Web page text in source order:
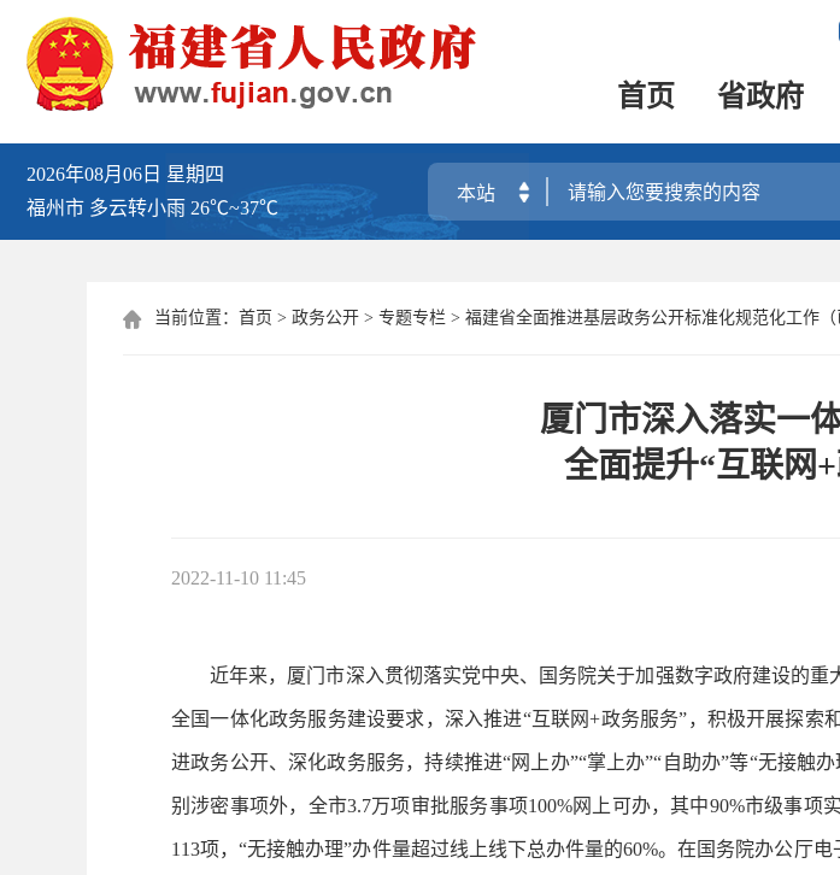
首页 省政府
2026年08月06日 星期四
福州市 多云转小雨 26℃~37℃
 当前位置： 首页 > 政务公开 > 专题专栏 > 福建省全面推进基层政务公开标准化规范化工作（
厦门市深入落实一
全面提升“互联网
2022-11-10 11:45
近年来，厦门市深入贯彻落实党中央、国务院关于加强数字政府建设的重
全国一体化政务服务建设要求，深入推进“互联网+政务服务”，积极开展探
进政务公开、深化政务服务，持续推进“网上办”“掌上办”“自助办”等“无接
别涉密事项外，全市3.7万项审批服务事项100%网上可办，其中90%市级事项
113项，“无接触办理”办件量超过线上线下总办件量的60%。在国务院办公厅